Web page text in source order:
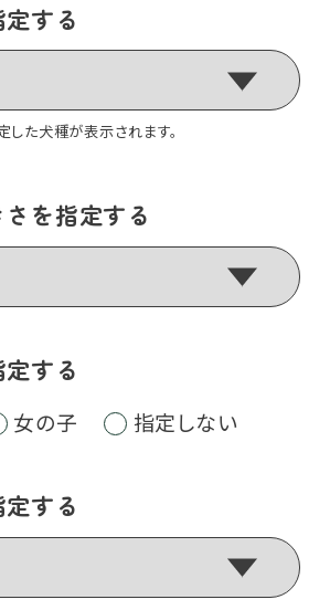
する
た犬種が表示されます。
を指定する
する
女の子 指定しない
する